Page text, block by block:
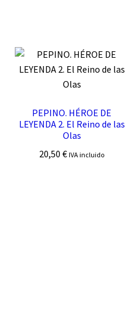
PEPINO. HÉROE DE
LEYENDA 2. El Reino de las
Olas
20,50€ IVA incluido